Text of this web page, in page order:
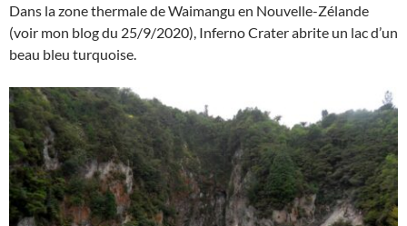
Dans la zone thermale de Waimangu en Nouvelle-Zélande
(voir mon blog du 25/9/2020), Inferno Crater abrite un lac d’un
beau bleu turquoise.